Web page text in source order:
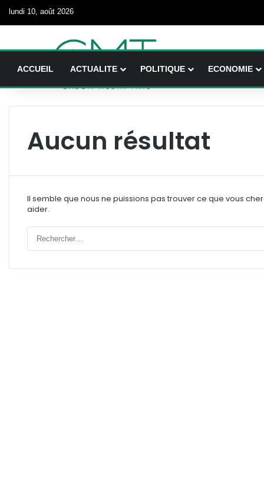
lundi 10, août 2026
ACCUEIL ACTUALITE POLITIQUE ECONOMIE
Aucun résultat
Il semble que nous ne puissions pas trouver ce que vous
aider.